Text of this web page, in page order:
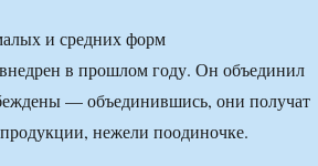
и средних форм
внедрен в прошлом году. Он объединил
— объединившись, они получат
нежели поодиночке.